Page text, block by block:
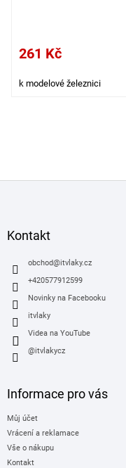
261 Kč
k modelové železnici
Kontakt
obchod@itvlaky.cz
+420577912599
Novinky na Facebooku
itvlaky
Videa na YouTube
@itvlakycz
Informace pro vás
Můj účet
Vrácení a reklamace
Vše o nákupu
Kontakt